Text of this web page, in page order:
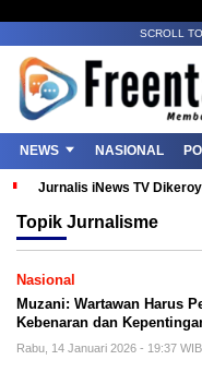
SCROLL
NEWS NASIONAL
Jurnalis iNews TV
Topik Jurnalisme
Nasional
Muzani: Wartawan Harus
Kebenaran dan
Rabu, 14 Januari 2026 - 19:37 WIB